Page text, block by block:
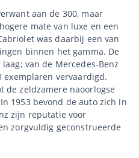
aan de 300, maar
mate van luxe en een
was daarbij een van
binnen het gamma. De
van de Mercedes-Benz
exemplaren vervaardigd.
de zeldzamere naoorlogse
1953 bevond de auto zich in
zijn reputatie voor
zorgvuldig geconstrueerde